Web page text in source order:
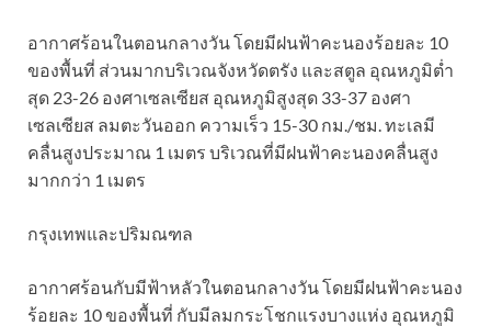
อากาศร้อนในตอนกลางวัน โดยมีฝนฟ้าคะนองร้อยละ 10
ของพื้นที่ ส่วนมากบริเวณจังหวัดตรัง และสตูล อุณหภูมิต่ำ
สุด 23-26 องศาเซลเซียส อุณหภูมิสูงสุด 33-37 องศา
เซลเซียส ลมตะวันออก ความเร็ว 15-30 กม./ชม. ทะเลมี
คลื่นสูงประมาณ 1 เมตร บริเวณที่มีฝนฟ้าคะนองคลื่นสูง
มากกว่า 1 เมตร
กรุงเทพและปริมณฑล
อากาศร้อนกับมีฟ้าหลัวในตอนกลางวัน โดยมีฝนฟ้าคะนอง
ร้อยละ 10 ของพื้นที่ กับมีลมกระโชกแรงบางแห่ง อุณหภูมิ